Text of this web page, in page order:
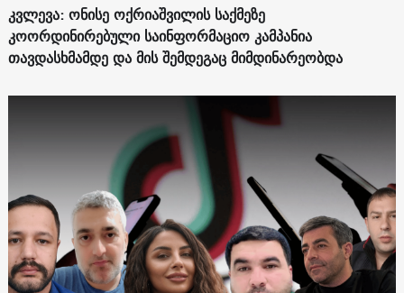
კვლევა: ონისე ოქრიაშვილის საქმეზე
კოორდინირებული საინფორმაციო კამპანია
თავდასხმამდე და მის შემდეგაც მიმდინარეობდა